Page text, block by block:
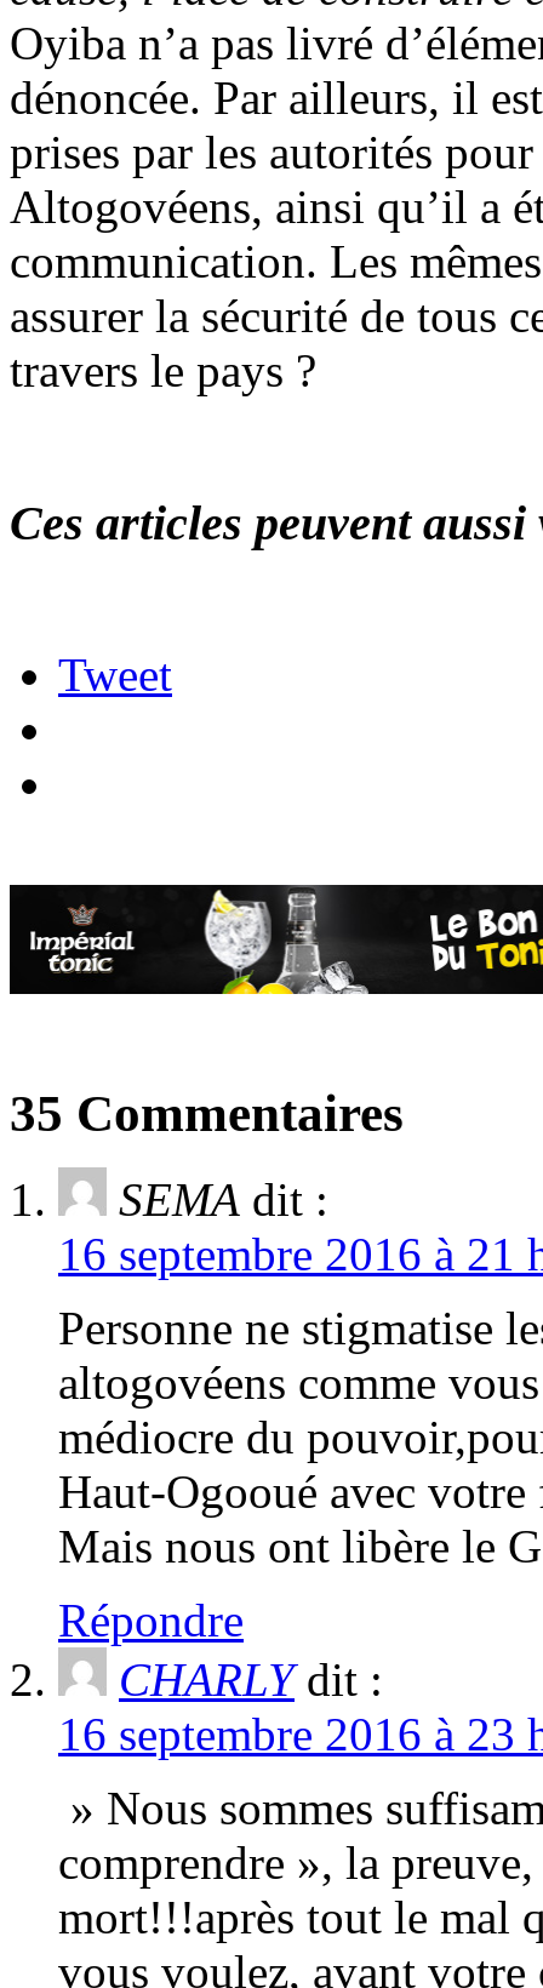
Oyiba n’a pas livré
dénoncée. Par ailleurs, il
prises par les autorités
Altogovéens, ainsi qu’il a
communication. Les
assurer la sécurité de tous
travers le pays ?
Ces articles peuvent
Tweet
35 Commentaires
SEMA dit :
16 septembre 2016 à
Personne ne stigmatise
altogovéens comme
médiocre du
Haut-Ogooué avec votre
Mais nous ont libère le
Répondre
CHARLY dit :
16 septembre 2016 à
» Nous sommes
comprendre », la
mort!!!après tout le mal
vous voulez, avant